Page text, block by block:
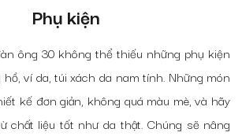
Phụ kiện
ông 30 không thể thiếu những phụ kiện
ví da, túi xách da nam tính. Những món
kế đơn giản, không quá màu mè, và hãy
chất liệu tốt như da thật. Chúng sẽ nâng